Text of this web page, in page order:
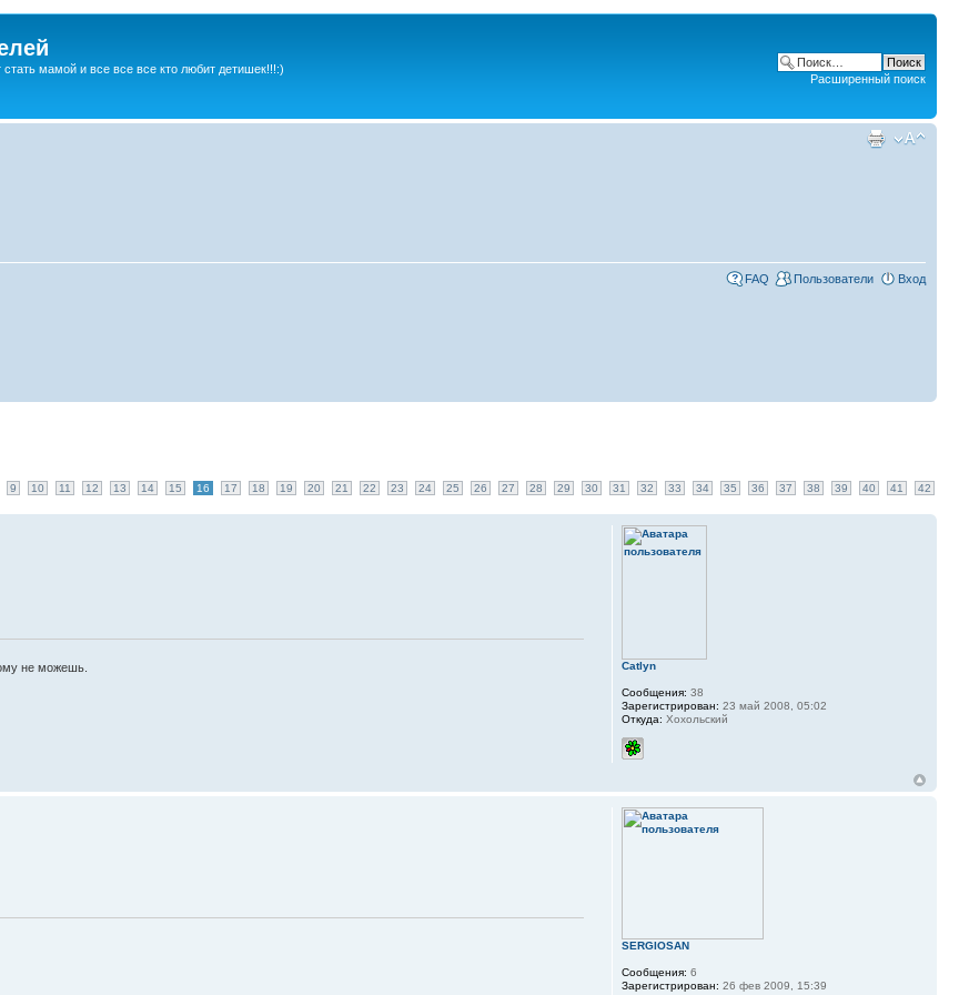
мамой и все все все кто любит детишек!!!:)
Расширенный поиск
FAQ Пользователи Вход
9 10 11 12 13 14 15 16 17 18 19 20 21 22 23 24 25 26 27 28 29 30 31 32 33 34 35 36 37 38 39 40 41 42
не можешь. Catlyn
Сообщения: 38
Зарегистрирован: 23 май 2008, 05:02
Откуда: Хохольский
SERGIOSAN
Сообщения: 6
Зарегистрирован: 26 фев 2009, 15:39